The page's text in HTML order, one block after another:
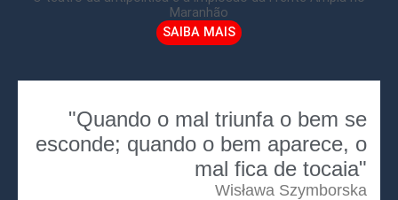
Maranhão
SAIBA MAIS
"Quando o mal triunfa o bem se
esconde; quando o bem aparece, o
mal fica de tocaia"
Wisława Szymborska